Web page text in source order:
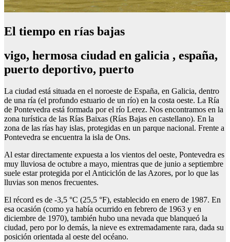
El tiempo en rías bajas
vigo, hermosa ciudad en galicia , españa,
puerto deportivo, puerto
La ciudad está situada en el noroeste de España, en Galicia, dentro
de una ría (el profundo estuario de un río) en la costa oeste. La Ría
de Pontevedra está formada por el río Lerez. Nos encontramos en la
zona turística de las Rías Baixas (Rías Bajas en castellano). En la
zona de las rías hay islas, protegidas en un parque nacional. Frente a
Pontevedra se encuentra la isla de Ons.
Al estar directamente expuesta a los vientos del oeste, Pontevedra es
muy lluviosa de octubre a mayo, mientras que de junio a septiembre
suele estar protegida por el Anticiclón de las Azores, por lo que las
lluvias son menos frecuentes.
El récord es de -3,5 °C (25,5 °F), establecido en enero de 1987. En
esa ocasión (como ya había ocurrido en febrero de 1963 y en
diciembre de 1970), también hubo una nevada que blanqueó la
ciudad, pero por lo demás, la nieve es extremadamente rara, dada su
posición orientada al oeste del océano.